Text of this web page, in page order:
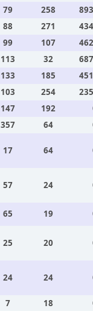
79 258
88 271
99 107
113 32
133 185
103 254
147 192
357 64
17 64
57 24
65 19
25 20
24 24
7 18